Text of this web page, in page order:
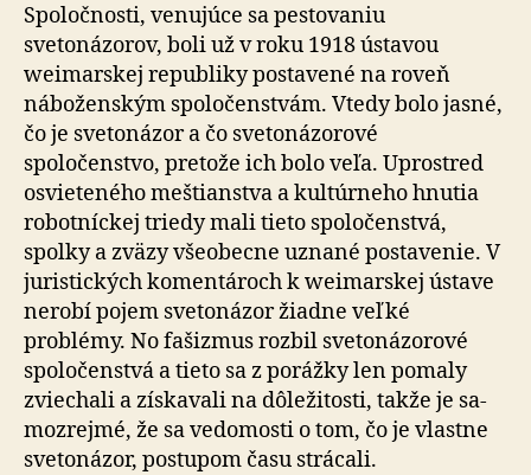
Spoločnosti, venujúce sa pestovaniu
svetonázorov, boli už v roku 1918 ústavou
weimarskej republiky postavené na roveň
náboženským spoločenstvám. Vtedy bolo jasné,
čo je svetonázor a čo svetonázorové
spoločenstvo, pretože ich bolo veľa. Uprostred
osvieteného meštianstva a kul­túr­ne­ho hnutia
robotníckej triedy mali tieto spoločenstvá,
spolky a zväzy všeobecne uznané postavenie. V
ju­ris­tic­kých komentároch k weimarskej ústave
nerobí pojem svetonázor žiadne veľké
problémy. No fašizmus rozbil svetonázorové
spoločenstvá a tieto sa z porážky len pomaly
zviechali a získavali na dôležitosti, takže je sa­
mo­zrej­mé, že sa vedomosti o tom, čo je vlastne
svetonázor, postupom času strácali.